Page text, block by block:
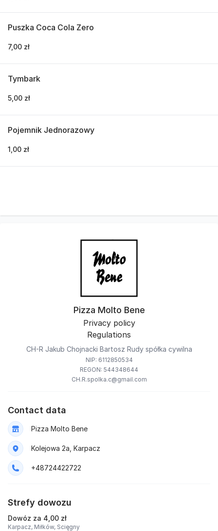
Puszka Coca Cola Zero
7,00 zł
Tymbark
5,00 zł
Pojemnik Jednorazowy
1,00 zł
Pizza Molto Bene
Privacy policy
Regulations
CH-R Jakub Chojnacki Bartosz Rudy spółka cywilna
NIP: 6112850534
REGON: 544348644
CH.R.spolka.c@gmail.com
Contact data
Pizza Molto Bene
Kolejowa 2a, Karpacz
+48724422722
Strefy dowozu
Dowóz za 4,00 zł
Karpacz, Miłków, Scięgny